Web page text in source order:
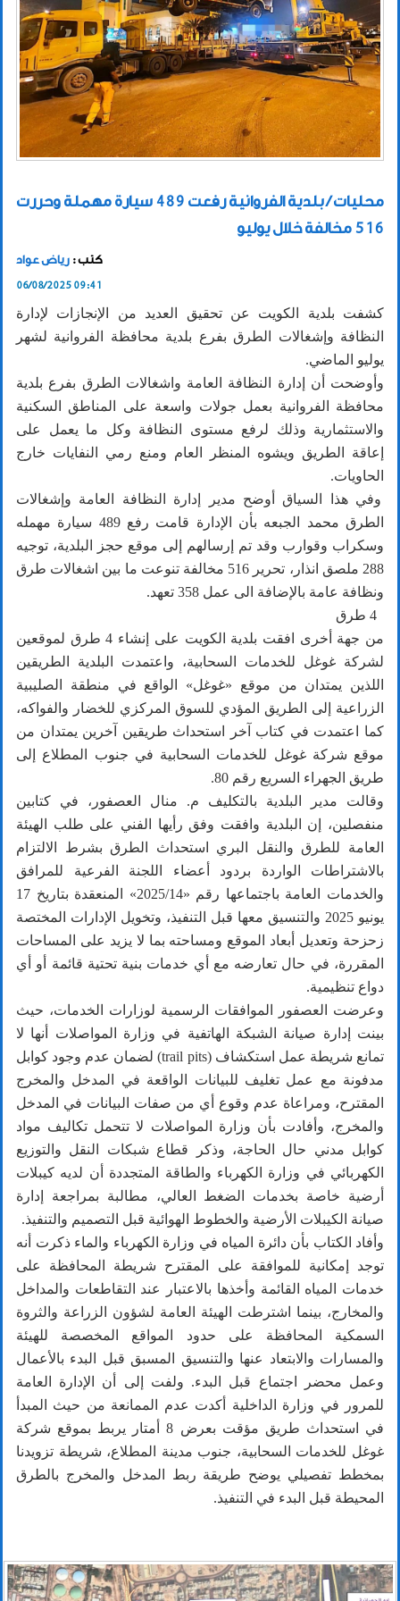
محليات / بلدية الفروانية رفعت 489 سيارة مهملة وحررت
516 مخالفة خلال يوليو
كتب : رياض عواد
06/08/2025 09:41
كشفت بلدية الكويت عن تحقيق العديد من الإنجازات لإدارة
النظافة وإشغالات الطرق بفرع بلدية محافظة الفروانية لشهر
يوليو الماضي.
وأوضحت أن إدارة النظافة العامة واشغالات الطرق بفرع بلدية
محافظة الفروانية بعمل جولات واسعة على المناطق السكنية
والاستثمارية وذلك لرفع مستوى النظافة وكل ما يعمل على
إعاقة الطريق ويشوه المنظر العام ومنع رمي النفايات خارج
الحاويات.
وفي هذا السياق أوضح مدير إدارة النظافة العامة وإشغالات
الطرق محمد الجبعه بأن الإدارة قامت رفع 489 سيارة مهمله
وسكراب وقوارب وقد تم إرسالهم إلى موقع حجز البلدية، توجيه
288 ملصق انذار، تحرير 516 مخالفة تنوعت ما بين اشغالات طرق
ونظافة عامة بالإضافة الى عمل 358 تعهد.
من جهة أخرى افقت بلدية الكويت على إنشاء 4 طرق لموقعين
لشركة غوغل للخدمات السحابية، واعتمدت البلدية الطريقين
اللذين يمتدان من موقع «غوغل» الواقع في منطقة الصليبية
الزراعية إلى الطريق المؤدي للسوق المركزي للخضار والفواكه،
كما اعتمدت في كتاب آخر استحداث طريقين آخرين يمتدان من
موقع شركة غوغل للخدمات السحابية في جنوب المطلاع إلى
طريق الجهراء السريع رقم 80.
وقالت مدير البلدية بالتكليف م. منال العصفور، في كتابين
منفصلين، إن البلدية وافقت وفق رأيها الفني على طلب الهيئة
العامة للطرق والنقل البري استحداث الطرق بشرط الالتزام
بالاشتراطات الواردة بردود أعضاء اللجنة الفرعية للمرافق
والخدمات العامة باجتماعها رقم «2025/14» المنعقدة بتاريخ 17
يونيو 2025 والتنسيق معها قبل التنفيذ، وتخويل الإدارات المختصة
زحزحة وتعديل أبعاد الموقع ومساحته بما لا يزيد على المساحات
المقررة، في حال تعارضه مع أي خدمات بنية تحتية قائمة أو أي
دواع تنظيمية.
وعرضت العصفور الموافقات الرسمية لوزارات الخدمات، حيث
بينت إدارة صيانة الشبكة الهاتفية في وزارة المواصلات أنها لا
تمانع شريطة عمل استكشاف (trail pits) لضمان عدم وجود كوابل
مدفونة مع عمل تغليف للبيانات الواقعة في المدخل والمخرج
المقترح، ومراعاة عدم وقوع أي من صفات البيانات في المدخل
والمخرج، وأفادت بأن وزارة المواصلات لا تتحمل تكاليف مواد
كوابل مدني حال الحاجة، وذكر قطاع شبكات النقل والتوزيع
الكهربائي في وزارة الكهرباء والطاقة المتجددة أن لديه كيبلات
أرضية خاصة بخدمات الضغط العالي، مطالبة بمراجعة إدارة
صيانة الكيبلات الأرضية والخطوط الهوائية قبل التصميم والتنفيذ.
وأفاد الكتاب بأن دائرة المياه في وزارة الكهرباء والماء ذكرت أنه
توجد إمكانية للموافقة على المقترح شريطة المحافظة على
خدمات المياه القائمة وأخذها بالاعتبار عند التقاطعات والمداخل
والمخارج، بينما اشترطت الهيئة العامة لشؤون الزراعة والثروة
السمكية المحافظة على حدود المواقع المخصصة للهيئة
والمسارات والابتعاد عنها والتنسيق المسبق قبل البدء بالأعمال
وعمل محضر اجتماع قبل البدء. ولفت إلى أن الإدارة العامة
للمرور في وزارة الداخلية أكدت عدم الممانعة من حيث المبدأ
في استحداث طريق مؤقت بعرض 8 أمتار يربط بموقع شركة
غوغل للخدمات السحابية، جنوب مدينة المطلاع، شريطة تزويدنا
بمخطط تفصيلي يوضح طريقة ربط المدخل والمخرج بالطرق
المحيطة قبل البدء في التنفيذ.